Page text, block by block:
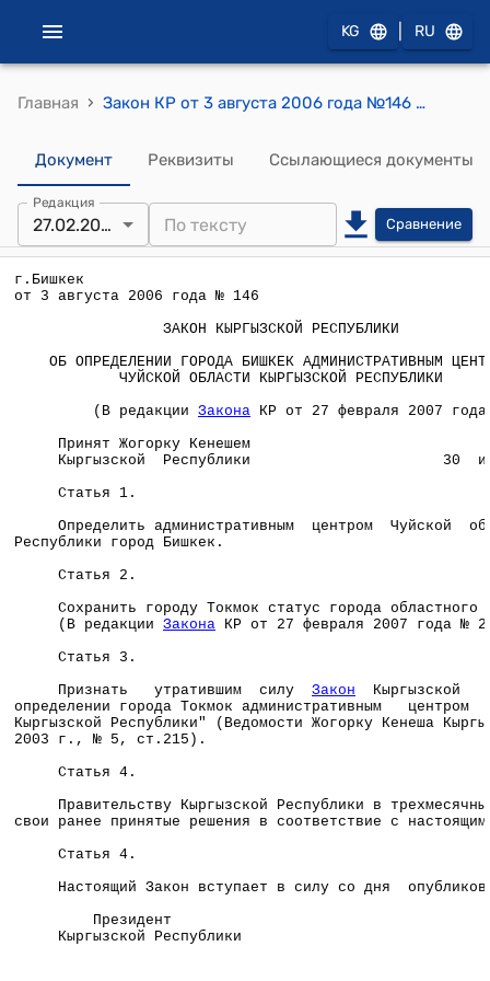
KG RU
Главная › Закон КР от 3 августа 2006 года №146 "Об определении города Бишкек административным центром Чуйской области Кыргызской Республики"
Документ Реквизиты Ссылающиеся документы
Редакция
27.02.2007 Сравнение